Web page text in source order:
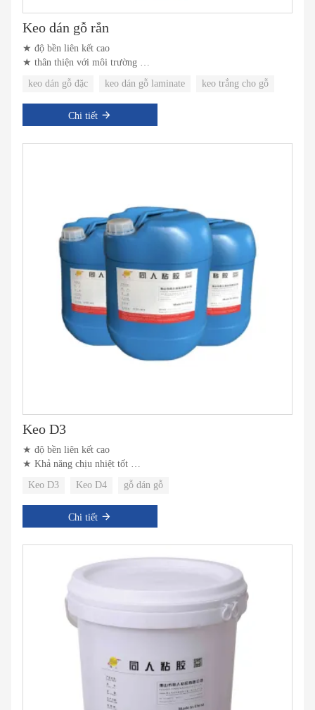
Keo dán gỗ rắn
★ độ bền liên kết cao
★ thân thiện với môi trường
★ Khả năng chống nước tuyệt vời
keo dán gỗ đặc keo dán gỗ laminate keo trắng cho gỗ
Chi tiết
Keo D3
★ độ bền liên kết cao
★ Khả năng chịu nhiệt tốt
★ Khả năng chống dung môi tốt
Keo D3 Keo D4 gỗ dán gỗ
Chi tiết